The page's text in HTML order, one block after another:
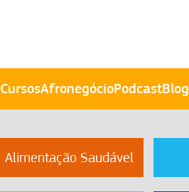
CursosAfronegócioPodcastBlog
Alimentação Saudável